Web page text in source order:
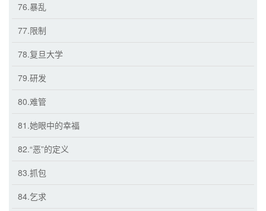
76.暴乱
77.限制
78.复旦大学
79.研发
80.难管
81.她眼中的幸福
82.“恶”的定义
83.抓包
84.乞求